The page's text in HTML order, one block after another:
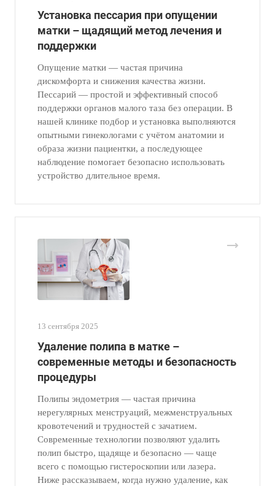
Установка пессария при опущении
матки – щадящий метод лечения и
поддержки
Опущение матки — частая причина
дискомфорта и снижения качества жизни.
Пессарий — простой и эффективный способ
поддержки органов малого таза без операции. В
нашей клинике подбор и установка выполняются
опытными гинекологами с учётом анатомии и
образа жизни пациентки, а последующее
наблюдение помогает безопасно использовать
устройство длительное время.
13 сентября 2025
Удаление полипа в матке –
современные методы и безопасность
процедуры
Полипы эндометрия — частая причина
нерегулярных менструаций, межменструальных
кровотечений и трудностей с зачатием.
Современные технологии позволяют удалить
полип быстро, щадяще и безопасно — чаще
всего с помощью гистероскопии или лазера.
Ниже рассказываем, когда нужно удаление, как